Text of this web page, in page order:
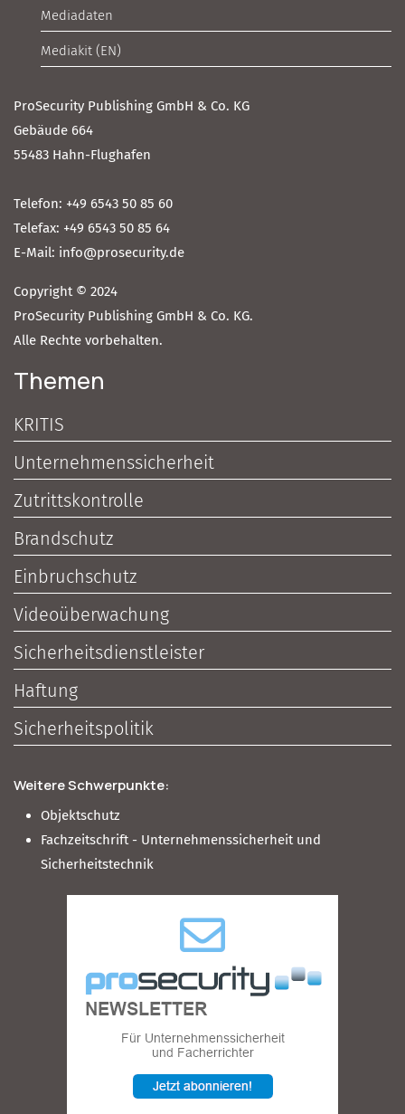
Mediadaten
Mediakit (EN)
ProSecurity Publishing GmbH & Co. KG
Gebäude 664
55483 Hahn-Flughafen
Telefon: +49 6543 50 85 60
Telefax: +49 6543 50 85 64
E-Mail: info@prosecurity.de
Copyright © 2024
ProSecurity Publishing GmbH & Co. KG.
Alle Rechte vorbehalten.
Themen
KRITIS
Unternehmenssicherheit
Zutrittskontrolle
Brandschutz
Einbruchschutz
Videoüberwachung
Sicherheitsdienstleister
Haftung
Sicherheitspolitik
Weitere Schwerpunkte:
Objektschutz
Fachzeitschrift - Unternehmenssicherheit und
Sicherheitstechnik